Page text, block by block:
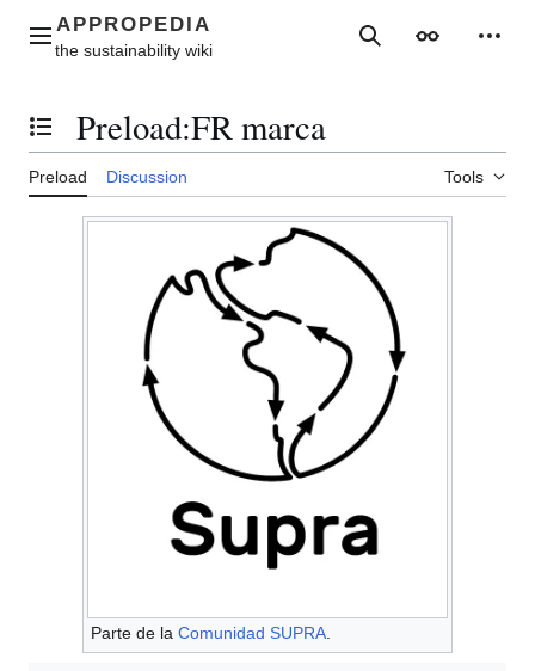
contentMain menu SearchAppearance
Toggle the table of contents
Preload:FR marca
Preload Discussion Tools
Parte de la Comunidad SUPRA